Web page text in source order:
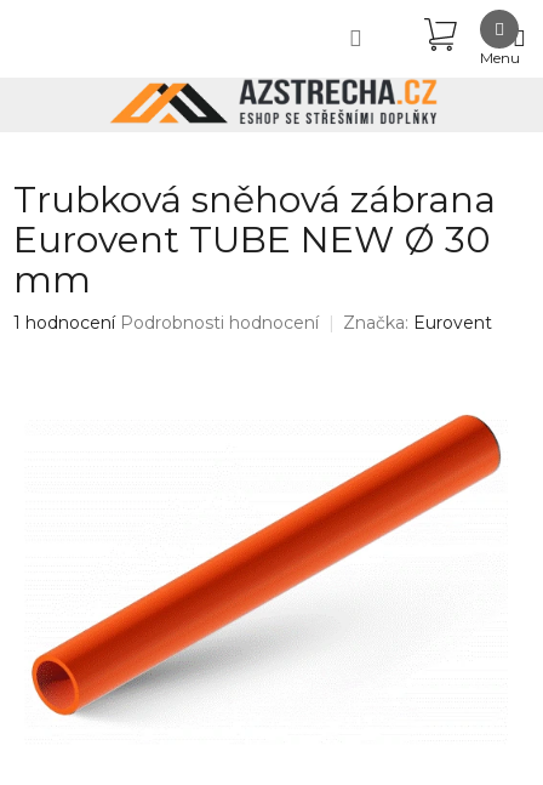
KOŠÍK
Trubková sněhová zábrana
Eurovent TUBE NEW Ø 30
mm
Průměrné
1 hodnocení Podrobnosti hodnocení Značka: Eurovent